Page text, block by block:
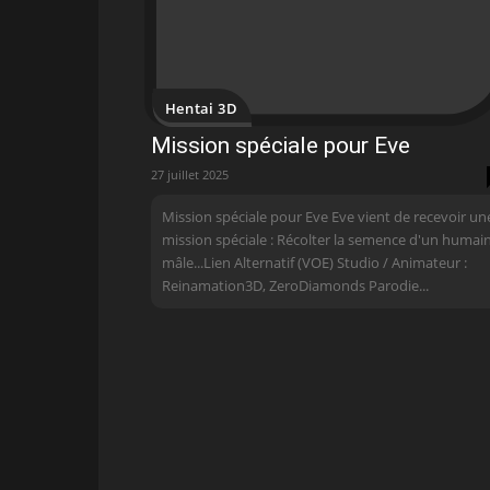
Hentai 3D
Mission spéciale pour Eve
27 juillet 2025
Mission spéciale pour Eve Eve vient de recevoir
mission spéciale : Récolter la semence d'un humain
mâle...Lien Alternatif (VOE) Studio / Animateur :
Reinamation3D, ZeroDiamonds Parodie...